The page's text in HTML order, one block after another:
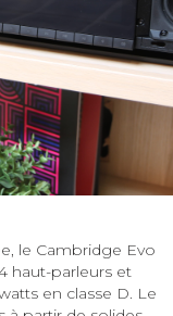
le Cambridge Evo
haut-parleurs et
en classe D. Le